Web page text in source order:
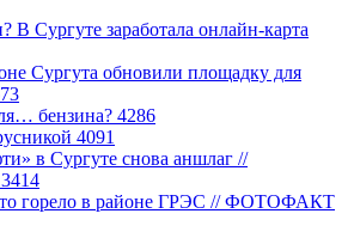
В Сургуте заработала онлайн-карта
Сургута обновили площадку для
бензина? 4286
4091
в Сургуте снова аншлаг //
3414
то горело в районе ГРЭС // ФОТОФАКТ